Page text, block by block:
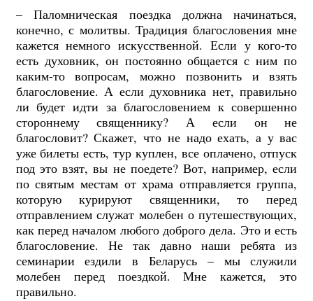
– Паломническая поездка должна начинаться,
конечно, с молитвы. Традиция благословения мне
кажется немного искусственной. Если у кого-то
есть духовник, он постоянно общается с ним по
каким-то вопросам, можно позвонить и взять
благословение. А если духовника нет, правильно
ли будет идти за благословением к совершенно
стороннему священнику? А если он не
благословит? Скажет, что не надо ехать, а у вас
уже билеты есть, тур куплен, все оплачено, отпуск
под это взят, вы не поедете? Вот, например, если
по святым местам от храма отправляется группа,
которую курируют священники, то перед
отправлением служат молебен о путешествующих,
как перед началом любого доброго дела. Это и есть
благословение. Не так давно наши ребята из
семинарии ездили в Беларусь – мы служили
молебен перед поездкой. Мне кажется, это
правильно.